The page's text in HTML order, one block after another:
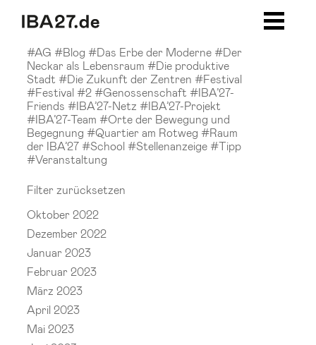
#AG #Blog #Das Erbe der Moderne #Der
Neckar als Lebensraum #Die produktive
Stadt #Die Zukunft der Zentren #Festival
#Festival #2 #Genossenschaft #IBA’27-
Friends #IBA’27-Netz #IBA’27-Projekt
#IBA’27-Team #Orte der Bewegung und
Begegnung #Quartier am Rotweg #Raum
der IBA’27 #School #Stellenanzeige #Tipp
#Veranstaltung
Filter zurücksetzen
Oktober 2022
Dezember 2022
Januar 2023
Februar 2023
März 2023
April 2023
Mai 2023